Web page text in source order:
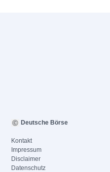
Deutsche Börse
Kontakt
Impressum
Disclaimer
Datenschutz